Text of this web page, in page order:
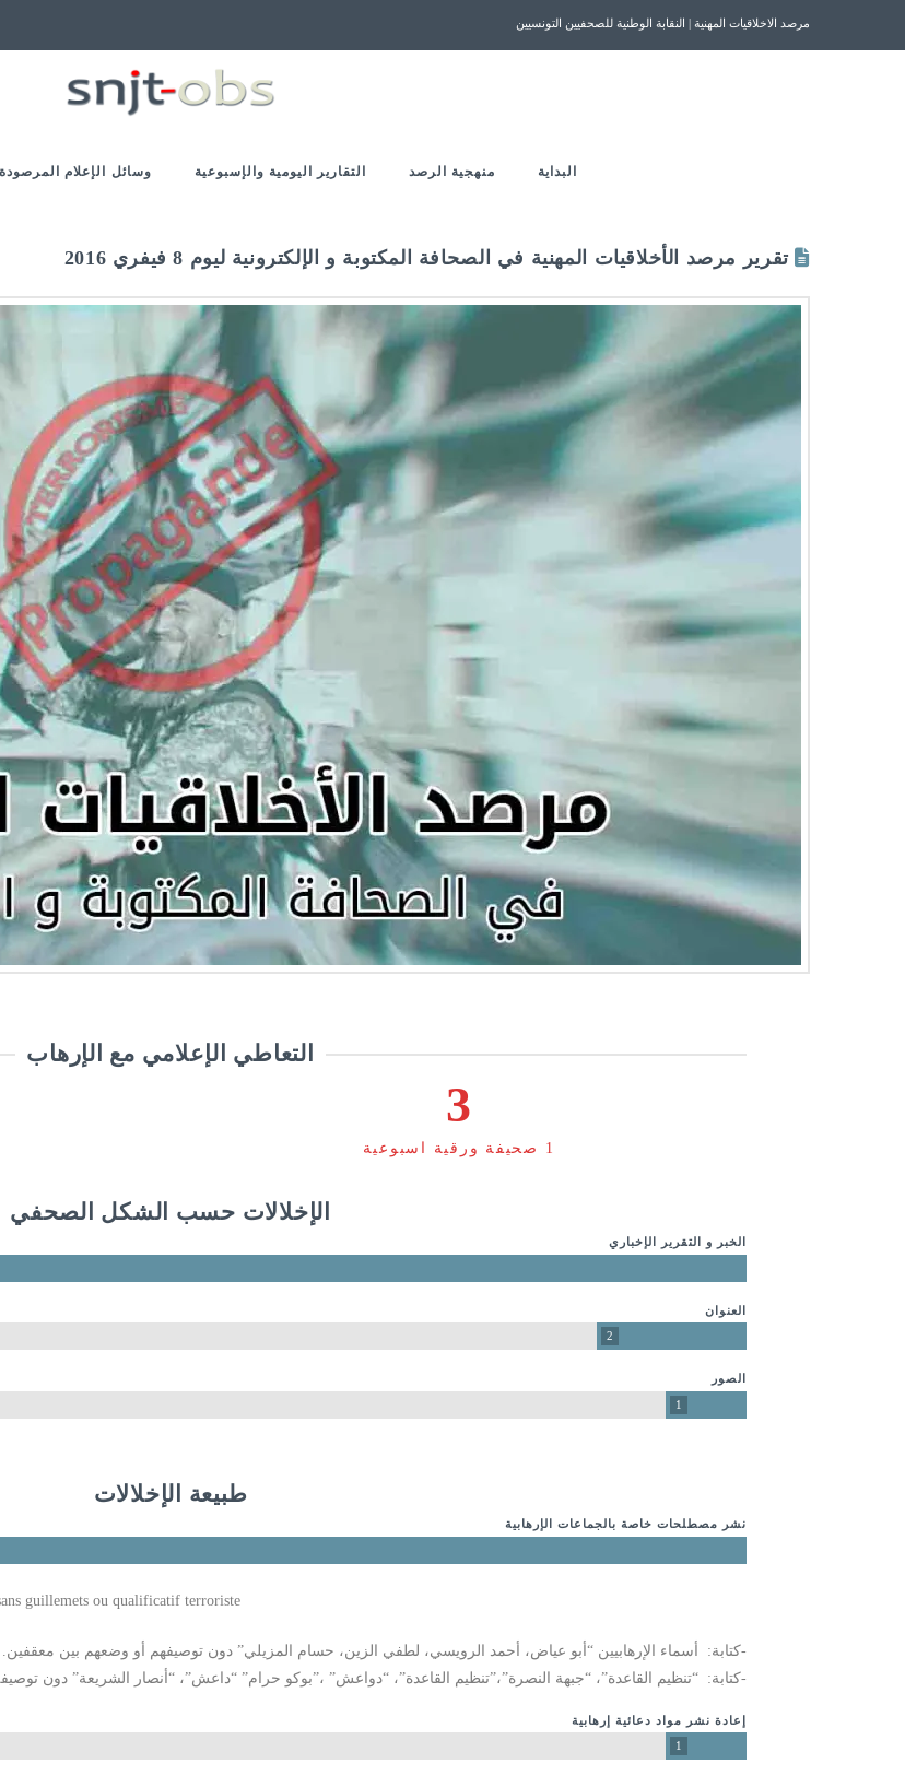
مرصد الاخلاقيات المهنية | النقابة الوطنية للصحفيين التونسيين
البداية منهجية الرصد التقارير اليومية والإسبوعية وسائل الإعلام المرصودة
تقرير مرصد الأخلاقيات المهنية في الصحافة المكتوبة و الإلكترونية ليوم 8 فيفري 2016
التعاطي الإعلامي مع الإرهاب
3
1 صحيفة ورقية اسبوعية
الإخلالات حسب الشكل الصحفي
الخبر و التقرير الإخباري
العنوان
2
الصور
1
طبيعة الإخلالات
نشر مصطلحات خاصة بالجماعات الإرهابية
guillemets ou qualificatif terroriste
-كتابة: أسماء الإرهابيين “أبو عياض، أحمد الرويسي، لطفي الزين، حسام المزيلي” دون توصيفهم أو وضعهم بين معقفين.
-كتابة: “تنظيم القاعدة”، “جبهة النصرة”،”تنظيم القاعدة”، “دواعش” ،”بوكو حرام” “داعش”، “أنصار الشريعة” دون
إعادة نشر مواد دعائية إرهابية
1